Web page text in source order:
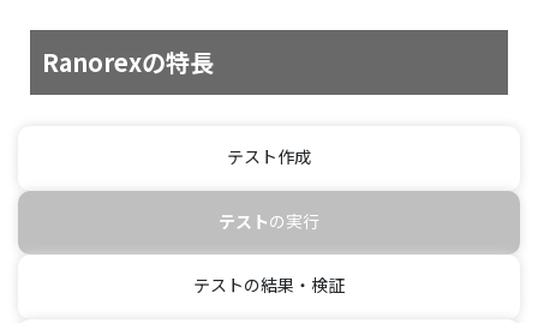
Ranorexの特長
テスト作成
テストの実行
テストの結果・検証